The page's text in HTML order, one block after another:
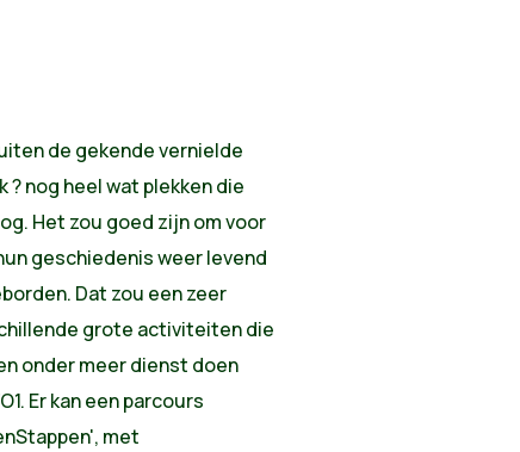
de gekende vernielde
nog heel wat plekken die
Het zou goed zijn om voor
geschiedenis weer levend
Dat zou een zeer
grote activiteiten die
onder meer dienst doen
Er kan een parcours
met